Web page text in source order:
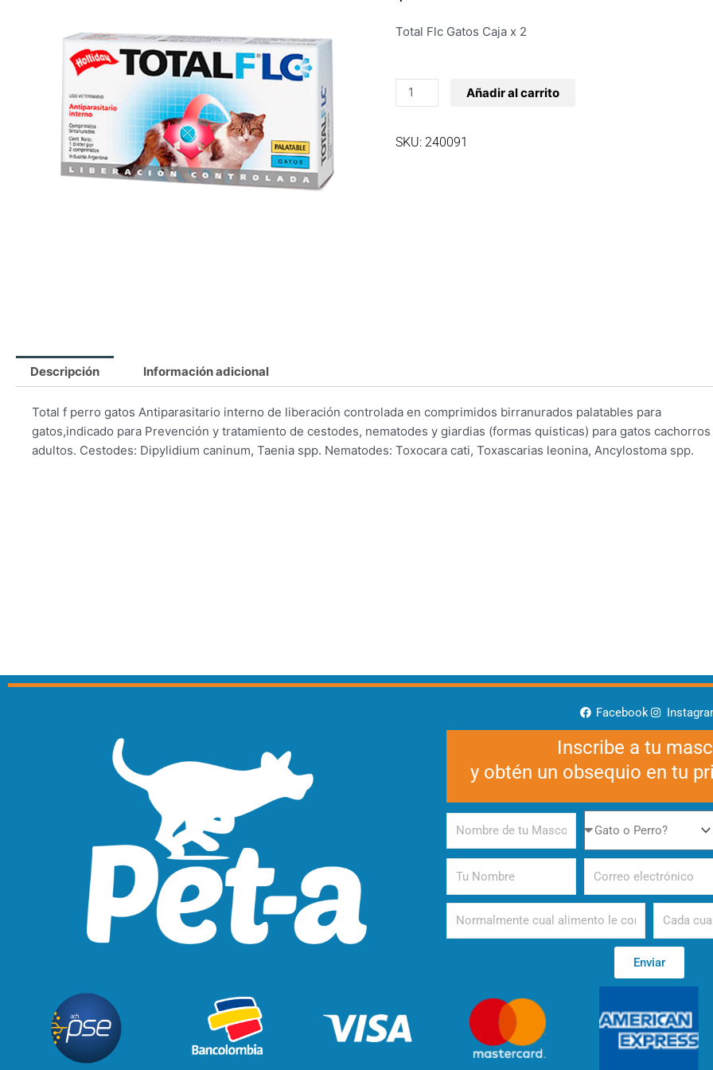
Total Flc Gatos Caja x 2
Total
Flc
Caja
Añadir al carrito
SKU: 240091
Descripción Información adicional
Total f perro gatos Antiparasitario interno de liberación controlada en comprimidos birranurados palatables para
gatos,indicado para Prevención y tratamiento de cestodes, nematodes y giardias (formas quisticas) para gatos cachorros
adultos. Cestodes: Dipylidium caninum, Taenia spp. Nematodes: Toxocara cati, Toxascarias leonina, Ancylostoma spp.
Facebook
Inscribe a tu
y obtén un obsequio en tu
de
tu
Mascota
Perro
Alimento
Enviar